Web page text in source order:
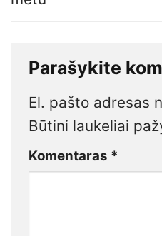
Parašykite
El. pašto adresas
Būtini laukeliai
Komentaras *